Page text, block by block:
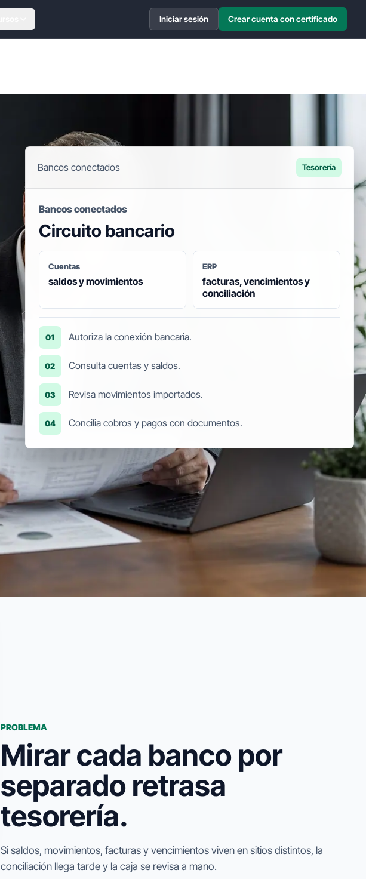
Iniciar sesión Crear cuenta con certificado
Bancos conectados Tesorería
Bancos conectados
Circuito bancario
Cuentas
saldos y movimientos
ERP
facturas, vencimientos y
conciliación
01 Autoriza la conexión bancaria.
02 Consulta cuentas y saldos.
03 Revisa movimientos importados.
04 Concilia cobros y pagos con documentos.
PROBLEMA
Mirar cada banco por
separado retrasa
tesorería.
Si saldos, movimientos, facturas y vencimientos viven en sitios distintos, la
conciliación llega tarde y la caja se revisa a mano.